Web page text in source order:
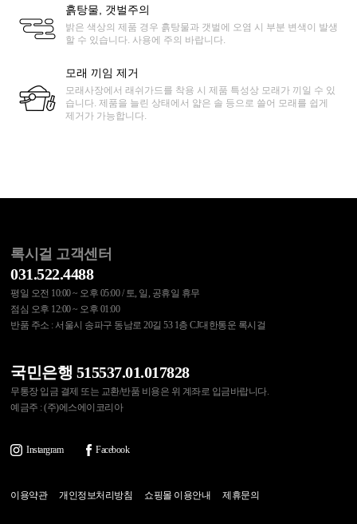
흙탕물, 갯벌주의
밝은 색상의 제품 경우 흙탕물과 갯벌에 오염 시 부분 변색이 발생
할 수 있습니다. 사용에 주의 바랍니다.
모래 끼임 제거
모래사장에서 래쉬가드를 착용 시 제품 특성상 모래가 끼일 수 있
습니다. 제품을 늘린 상태에서 얇은 솔 등으로 쓸어 모래를 쉽게
제거가 가능합니다.
록시걸 고객센터
031.522.4488
평일 오전 10:00 ~ 오후 05:00 / 토, 일, 공휴일 휴무
점심 오후 12:00 ~ 오후 01:00
반품 주소 : 서울시 송파구 동남로 20길 53 1층 CJ대한통운 록시걸
국민은행 515537.01.017828
무통장 입금 결제 또는 교환/반품 비용은 위 계좌로 입금바랍니다.
예금주 : (주)에스에이코리아
Instargram Facebook
이용약관 개인정보처리방침 쇼핑몰 이용안내 제휴문의